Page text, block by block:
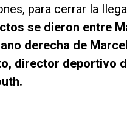
para cerrar la
se dieron entre
derecha de
director deportivo